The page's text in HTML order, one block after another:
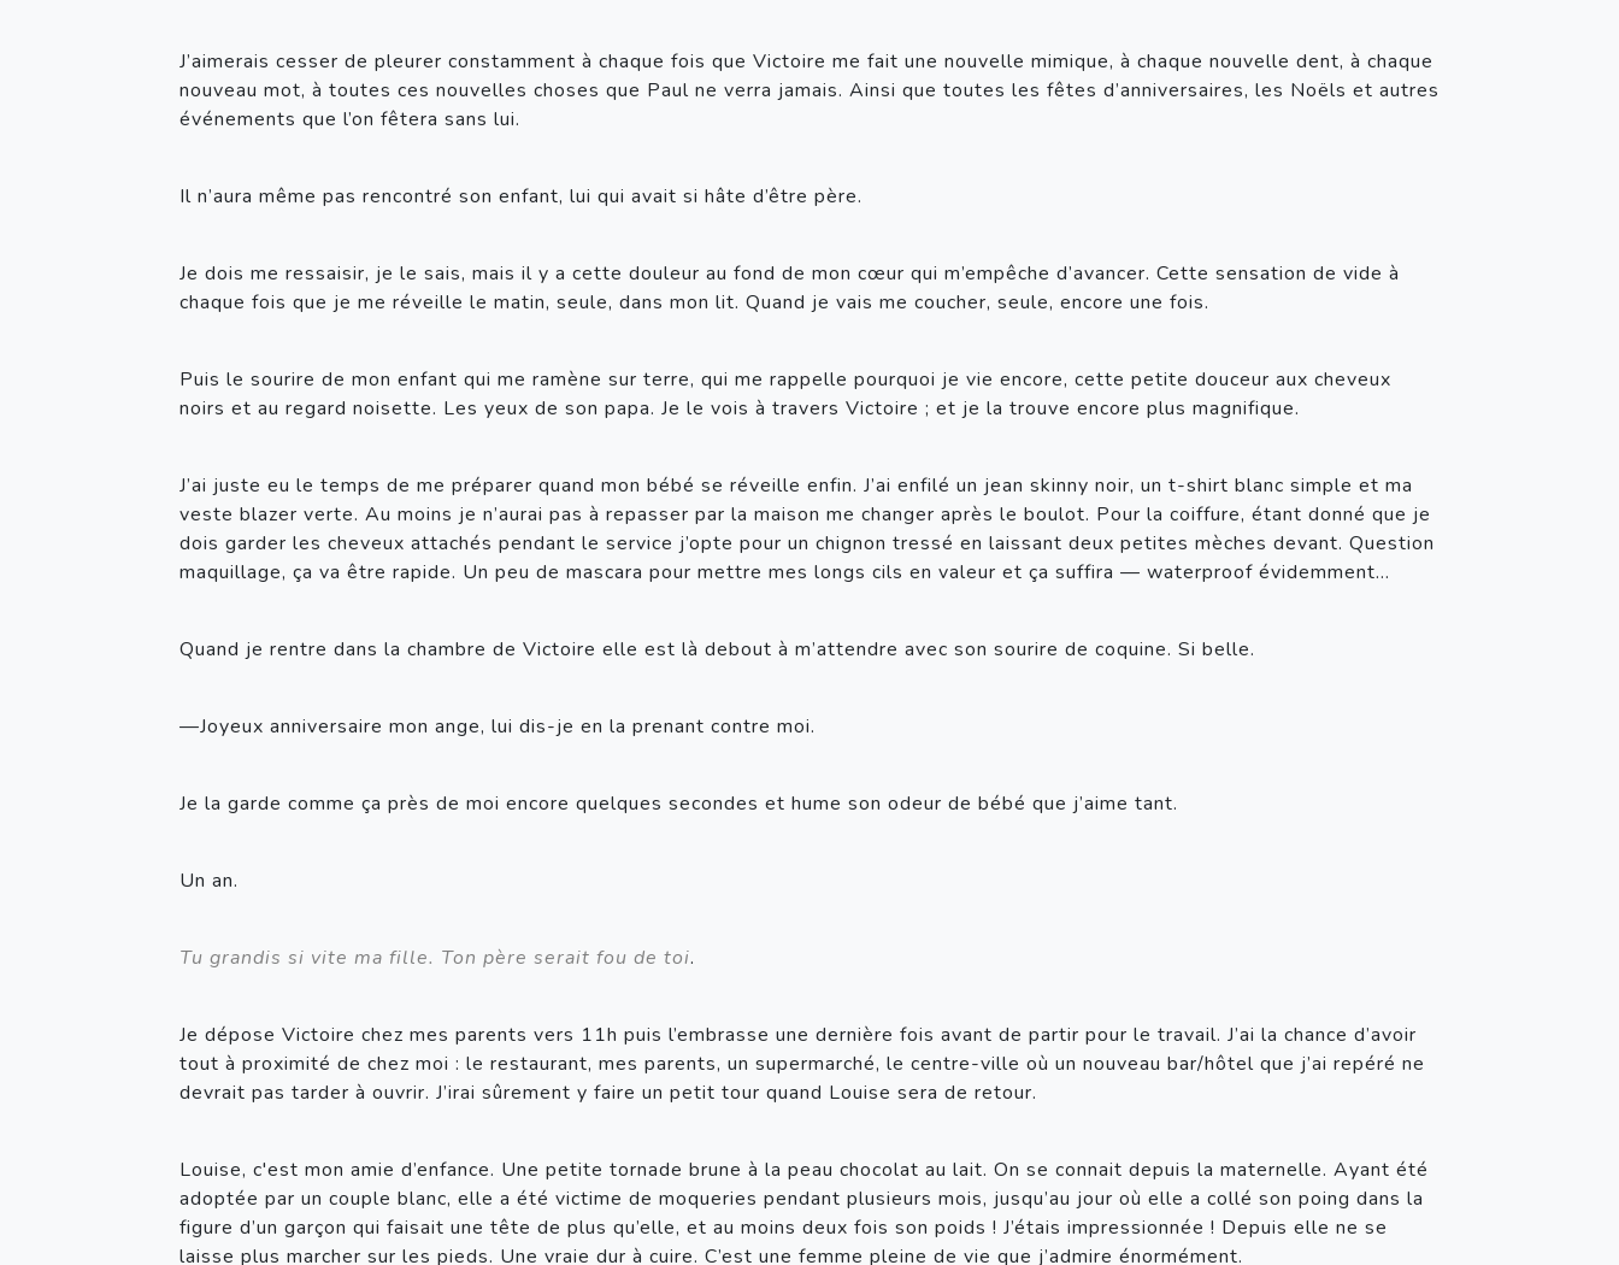
J’aimerais cesser de pleurer constamment à chaque fois que Victoire me fait une nouvelle mimique, à chaque nouvelle dent, à chaque
nouveau mot, à toutes ces nouvelles choses que Paul ne verra jamais. Ainsi que toutes les fêtes d’anniversaires, les Noëls et autres
événements que l’on fêtera sans lui.
Il n’aura même pas rencontré son enfant, lui qui avait si hâte d’être père.
Je dois me ressaisir, je le sais, mais il y a cette douleur au fond de mon cœur qui m’empêche d’avancer. Cette sensation de vide à
chaque fois que je me réveille le matin, seule, dans mon lit. Quand je vais me coucher, seule, encore une fois.
Puis le sourire de mon enfant qui me ramène sur terre, qui me rappelle pourquoi je vie encore, cette petite douceur aux cheveux
noirs et au regard noisette. Les yeux de son papa. Je le vois à travers Victoire ; et je la trouve encore plus magnifique.
J’ai juste eu le temps de me préparer quand mon bébé se réveille enfin. J’ai enfilé un jean skinny noir, un t-shirt blanc simple et ma
veste blazer verte. Au moins je n’aurai pas à repasser par la maison me changer après le boulot. Pour la coiffure, étant donné que je
dois garder les cheveux attachés pendant le service j’opte pour un chignon tressé en laissant deux petites mèches devant. Question
maquillage, ça va être rapide. Un peu de mascara pour mettre mes longs cils en valeur et ça suffira — waterproof évidemment…
Quand je rentre dans la chambre de Victoire elle est là debout à m’attendre avec son sourire de coquine. Si belle.
—Joyeux anniversaire mon ange, lui dis-je en la prenant contre moi.
Je la garde comme ça près de moi encore quelques secondes et hume son odeur de bébé que j’aime tant.
Un an.
Tu grandis si vite ma fille. Ton père serait fou de toi.
Je dépose Victoire chez mes parents vers 11h puis l’embrasse une dernière fois avant de partir pour le travail. J’ai la chance d’avoir
tout à proximité de chez moi : le restaurant, mes parents, un supermarché, le centre-ville où un nouveau bar/hôtel que j’ai repéré ne
devrait pas tarder à ouvrir. J’irai sûrement y faire un petit tour quand Louise sera de retour.
Louise, c'est mon amie d’enfance. Une petite tornade brune à la peau chocolat au lait. On se connait depuis la maternelle. Ayant été
adoptée par un couple blanc, elle a été victime de moqueries pendant plusieurs mois, jusqu’au jour où elle a collé son poing dans la
figure d’un garçon qui faisait une tête de plus qu’elle, et au moins deux fois son poids ! J’étais impressionnée ! Depuis elle ne se
laisse plus marcher sur les pieds. Une vraie dur à cuire. C’est une femme pleine de vie que j’admire énormément.